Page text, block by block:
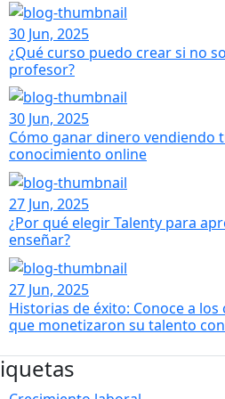
30 Jun, 2025
¿Qué curso puedo crear si no
profesor?
30 Jun, 2025
Cómo ganar dinero vendiendo
conocimiento online
27 Jun, 2025
¿Por qué elegir Talenty para
enseñar?
27 Jun, 2025
Historias de éxito: Conoce a los
que monetizaron su talento